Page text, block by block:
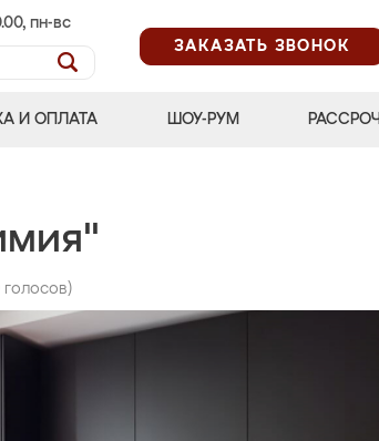
пн-вс
ЗАКАЗАТЬ ЗВОНОК
И ОПЛАТА ШОУ-РУМ
голосов)